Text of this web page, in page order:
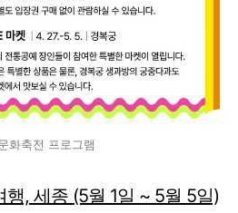
화축전 프로그램
, 세종 (5월 1일 ~ 5월 5일)